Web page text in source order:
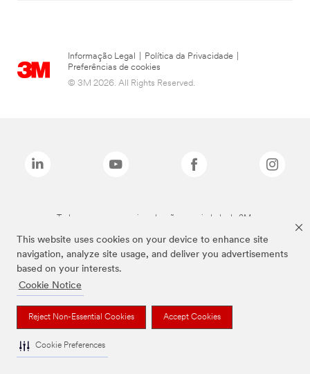
This website uses cookies on your device to enhance site
navigation, analyze site usage, and deliver you advertisements
based on your interests.
Cookie Notice
Reject Non-Essential Cookies Accept Cookies
Cookie Preferences
Informação Legal Política da Privacidade
Preferências de cookies
© 3M 2026. All Rights Reserved.
Todas as marcas mencionadas são propriedade da 3M.